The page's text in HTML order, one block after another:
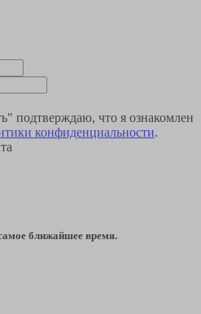
подтверждаю, что я ознакомлен
конфиденциальности.
ближайшее время.